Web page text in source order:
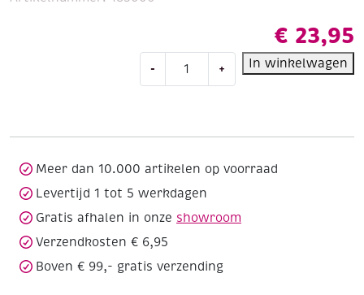
€ 23,95
-
Amsterdam
aantal
+ In winkelwagen
Meer dan 10.000 artikelen op voorraad
Levertijd 1 tot 5 werkdagen
Gratis afhalen in onze showroom
Verzendkosten € 6,95
Boven € 99,- gratis verzending